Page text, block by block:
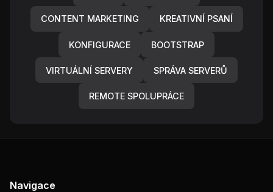
CONTENT MARKETING KREATIVNÍ PSANÍ
KONFIGURACE BOOTSTRAP
VIRTUÁLNÍ SERVERY SPRÁVA SERVERŮ
REMOTE SPOLUPRÁCE
Navigace